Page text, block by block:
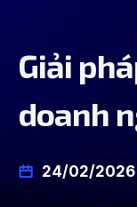
Giải
doanh
24/02/2026